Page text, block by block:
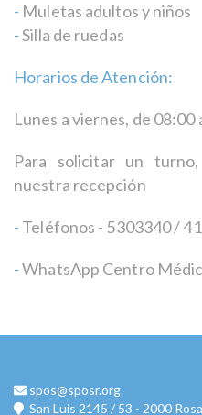
- Muletas adultos y niños
-Silla de ruedas
Horarios de Atención:
Lunes a viernes, de 08:00
Para solicitar un
nuestra recepción
- Teléfonos - 5303340 / 41
-WhatsApp Centro
spos@sposr.org
San Luis 2145 / 53 - 2000